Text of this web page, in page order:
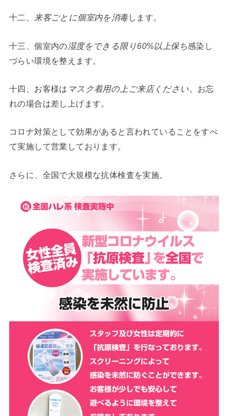
十二、 来客ごとに個室内を消毒します。
十三、個室内の湿度をできる限り60%以上保ち感染し
づらい環境を整えます。
十四、お客様は マスク着用の上ご来店ください。お忘
れの場合は差し上げます。
コロナ対策として効果があると言われていることをすべ
て実施して営業しております。
さらに、全国で大規模な抗体検査を実施。